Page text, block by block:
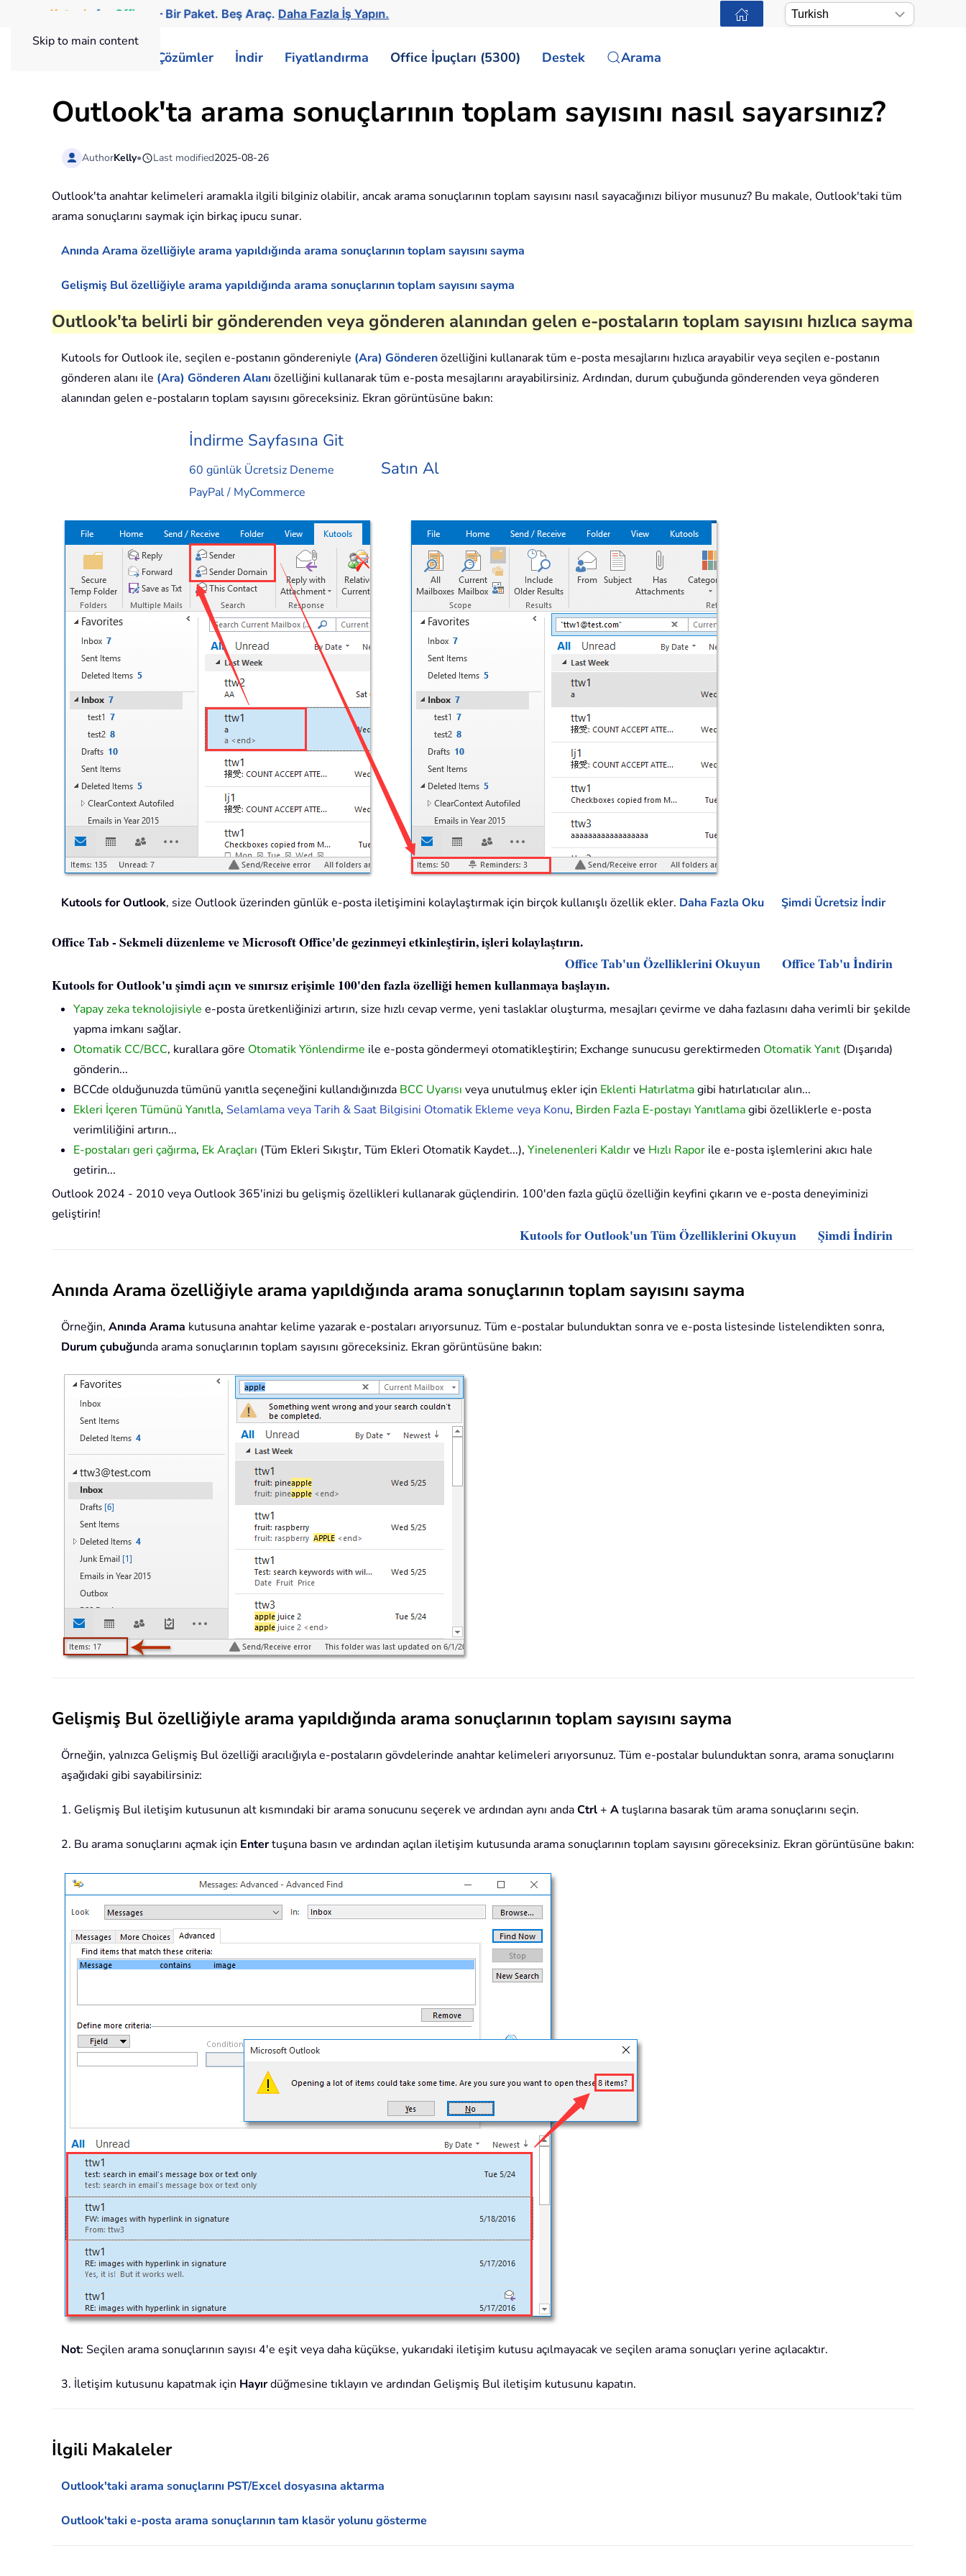
Skip to main content
Kutools for Office — Bir Paket. Beş Araç.Daha Fazla İş Yapın.
Çözümler İndir Fiyatlandırma Office İpuçları (5300) Destek Arama
Outlook'ta arama sonuçlarının toplam sayısını nasıl sayarsınız?
AuthorKelly• Last modified2025-08-26
Outlook'ta anahtar kelimeleri aramakla ilgili bilginiz olabilir, ancak arama sonuçlarının toplam sayısını nasıl sayacağınızı biliyor musunuz? Bu makale, Outlook'taki tüm
arama sonuçlarını saymak için birkaç ipucu sunar.
Anında Arama özelliğiyle arama yapıldığında arama sonuçlarının toplam sayısını sayma
Gelişmiş Bul özelliğiyle arama yapıldığında arama sonuçlarının toplam sayısını sayma
Outlook'ta belirli bir gönderenden veya gönderen alanından gelen e-postaların toplam sayısını hızlıca sayma
Kutools for Outlook ile, seçilen e-postanın göndereniyle (Ara) Gönderenözelliğini kullanarak tüm e-posta mesajlarını hızlıca arayabilir veya seçilen e-postanın
gönderen alanı ile (Ara) Gönderen Alanı özelliğini kullanarak tüm e-posta mesajlarını arayabilirsiniz. Ardından, durum çubuğunda gönderenden veya gönderen
alanından gelen e-postaların toplam sayısını göreceksiniz. Ekran görüntüsüne bakın:
İndirme Sayfasına Git
60 günlük Ücretsiz Deneme Satın Al
PayPal / MyCommerce
Kutools for Outlook, size Outlook üzerinden günlük e-posta iletişimini kolaylaştırmak için birçok kullanışlı özellik ekler. Daha Fazla Oku Şimdi Ücretsiz İndir
Office Tab - Sekmeli düzenleme ve Microsoft Office'de gezinmeyi etkinleştirin, işleri kolaylaştırın.
Office Tab'un Özelliklerini Okuyun
Office Tab'u İndirin
Kutools for Outlook'u şimdi açın ve sınırsız erişimle 100'den fazla özelliği hemen kullanmaya başlayın.
Yapay zeka teknolojisiyle e-posta üretkenliğinizi artırın, size hızlı cevap verme, yeni taslaklar oluşturma, mesajları çevirme ve daha fazlasını daha verimli bir şekilde
yapma imkanı sağlar.
Otomatik CC/BCC, kurallara göre Otomatik Yönlendirme ile e-posta göndermeyi otomatikleştirin; Exchange sunucusu gerektirmeden Otomatik Yanıt (Dışarıda)
gönderin...
BCCde olduğunuzda tümünü yanıtla seçeneğini kullandığınızda BCC Uyarısı veya unutulmuş ekler için Eklenti Hatırlatmagibi hatırlatıcılar alın...
Ekleri İçeren Tümünü Yanıtla, Selamlama veya Tarih & Saat Bilgisini Otomatik Ekleme veya Konu, Birden Fazla E-postayı Yanıtlamagibi özelliklerle e-posta
verimliliğini artırın...
E-postaları geri çağırma, Ek Araçları (Tüm Ekleri Sıkıştır, Tüm Ekleri Otomatik Kaydet...), Yinelenenleri Kaldırve Hızlı Rapor ile e-posta işlemlerini akıcı hale
getirin...
Outlook 2024 - 2010 veya Outlook 365'inizi bu gelişmiş özellikleri kullanarak güçlendirin. 100'den fazla güçlü özelliğin keyfini çıkarın ve e-posta deneyiminizi
geliştirin!
Kutools for Outlook'un Tüm Özelliklerini Okuyun Şimdi İndirin
Anında Arama özelliğiyle arama yapıldığında arama sonuçlarının toplam sayısını sayma
Örneğin, Anında Arama kutusuna anahtar kelime yazarak e-postaları arıyorsunuz. Tüm e-postalar bulunduktan sonra ve e-posta listesinde listelendikten sonra,
Durum çubuğunda arama sonuçlarının toplam sayısını göreceksiniz. Ekran görüntüsüne bakın:
Gelişmiş Bul özelliğiyle arama yapıldığında arama sonuçlarının toplam sayısını sayma
Örneğin, yalnızca Gelişmiş Bul özelliği aracılığıyla e-postaların gövdelerinde anahtar kelimeleri arıyorsunuz. Tüm e-postalar bulunduktan sonra, arama sonuçlarını
aşağıdaki gibi sayabilirsiniz:
1. Gelişmiş Bul iletişim kutusunun alt kısmındaki bir arama sonucunu seçerek ve ardından aynı andaCtrl+ Atuşlarına basarak tüm arama sonuçlarını seçin.
2. Bu arama sonuçlarını açmak için Entertuşuna basın ve ardından açılan iletişim kutusunda arama sonuçlarının toplam sayısını göreceksiniz. Ekran görüntüsüne bakın:
Not: Seçilen arama sonuçlarının sayısı 4'e eşit veya daha küçükse, yukarıdaki iletişim kutusu açılmayacak ve seçilen arama sonuçları yerine açılacaktır.
3. İletişim kutusunu kapatmak için Hayırdüğmesine tıklayın ve ardından Gelişmiş Bul iletişim kutusunu kapatın.
İlgili Makaleler
Outlook'taki arama sonuçlarını PST/Excel dosyasına aktarma
Outlook'taki e-posta arama sonuçlarının tam klasör yolunu gösterme